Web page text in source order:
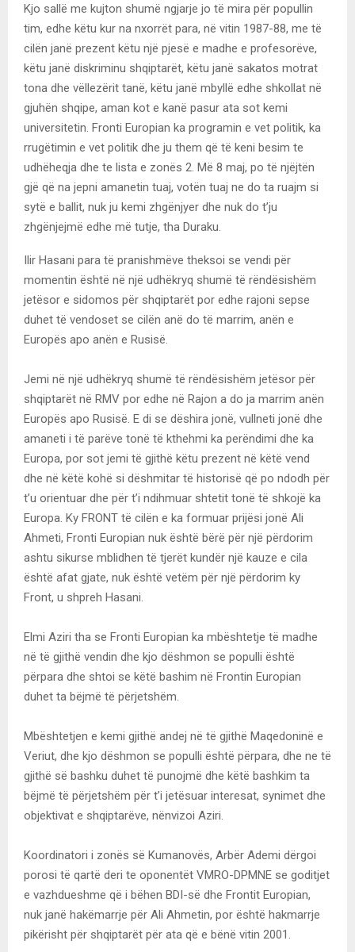
Kjo sallë me kujton shumë ngjarje jo të mira për popullin
tim, edhe këtu kur na nxorrët para, në vitin 1987-88, me të
cilën janë prezent këtu një pjesë e madhe e profesorëve,
këtu janë diskriminu shqiptarët, këtu janë sakatos motrat
tona dhe vëllezërit tanë, këtu janë mbyllë edhe shkollat në
gjuhën shqipe, aman kot e kanë pasur ata sot kemi
universitetin. Fronti Europian ka programin e vet politik, ka
rrugëtimin e vet politik dhe ju them që të keni besim te
udhëheqja dhe te lista e zonës 2. Më 8 maj, po të njëjtën
gjë që na jepni amanetin tuaj, votën tuaj ne do ta ruajm si
sytë e ballit, nuk ju kemi zhgënjyer dhe nuk do t’ju
zhgënjejmë edhe më tutje, tha Duraku.
Ilir Hasani para të pranishmëve theksoi se vendi për
momentin është në një udhëkryq shumë të rëndësishëm
jetësor e sidomos për shqiptarët por edhe rajoni sepse
duhet të vendoset se cilën anë do të marrim, anën e
Europës apo anën e Rusisë.
Jemi në një udhëkryq shumë të rëndësishëm jetësor për
shqiptarët në RMV por edhe në Rajon a do ja marrim anën
Europës apo Rusisë. E di se dëshira jonë, vullneti jonë dhe
amaneti i të parëve tonë të kthehmi ka perëndimi dhe ka
Europa, por sot jemi të gjithë këtu prezent në këtë vend
dhe në këtë kohë si dëshmitar të historisë që po ndodh për
t’u orientuar dhe për t’i ndihmuar shtetit tonë të shkojë ka
Europa. Ky FRONT të cilën e ka formuar prijësi jonë Ali
Ahmeti, Fronti Europian nuk është bërë për një përdorim
ashtu sikurse mblidhen të tjerët kundër një kauze e cila
është afat gjate, nuk është vetëm për një përdorim ky
Front, u shpreh Hasani.
Elmi Aziri tha se Fronti Europian ka mbështetje të madhe
në të gjithë vendin dhe kjo dëshmon se populli është
përpara dhe shtoi se këtë bashim në Frontin Europian
duhet ta bëjmë të përjetshëm.
Mbështetjen e kemi gjithë andej në të gjithë Maqedoninë e
Veriut, dhe kjo dëshmon se populli është përpara, dhe ne të
gjithë së bashku duhet të punojmë dhe këtë bashkim ta
bëjmë të përjetshëm për t’i jetësuar interesat, synimet dhe
objektivat e shqiptarëve, nënvizoi Aziri.
Koordinatori i zonës së Kumanovës, Arbër Ademi dërgoi
porosi të qartë deri te oponentët VMRO-DPMNE se goditjet
e vazhdueshme që i bëhen BDI-së dhe Frontit Europian,
nuk janë hakëmarrje për Ali Ahmetin, por është hakmarrje
pikërisht për shqiptarët për ata që e bënë vitin 2001.